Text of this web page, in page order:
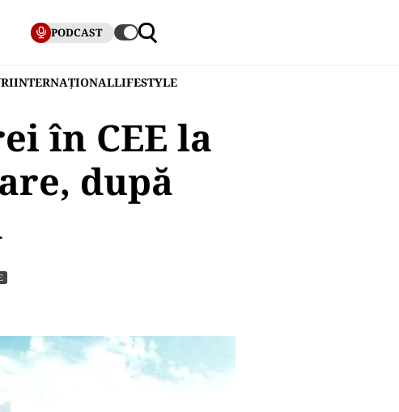
PODCAST
INTERNAȚIONALLIFESTYLE
în CEE la
după